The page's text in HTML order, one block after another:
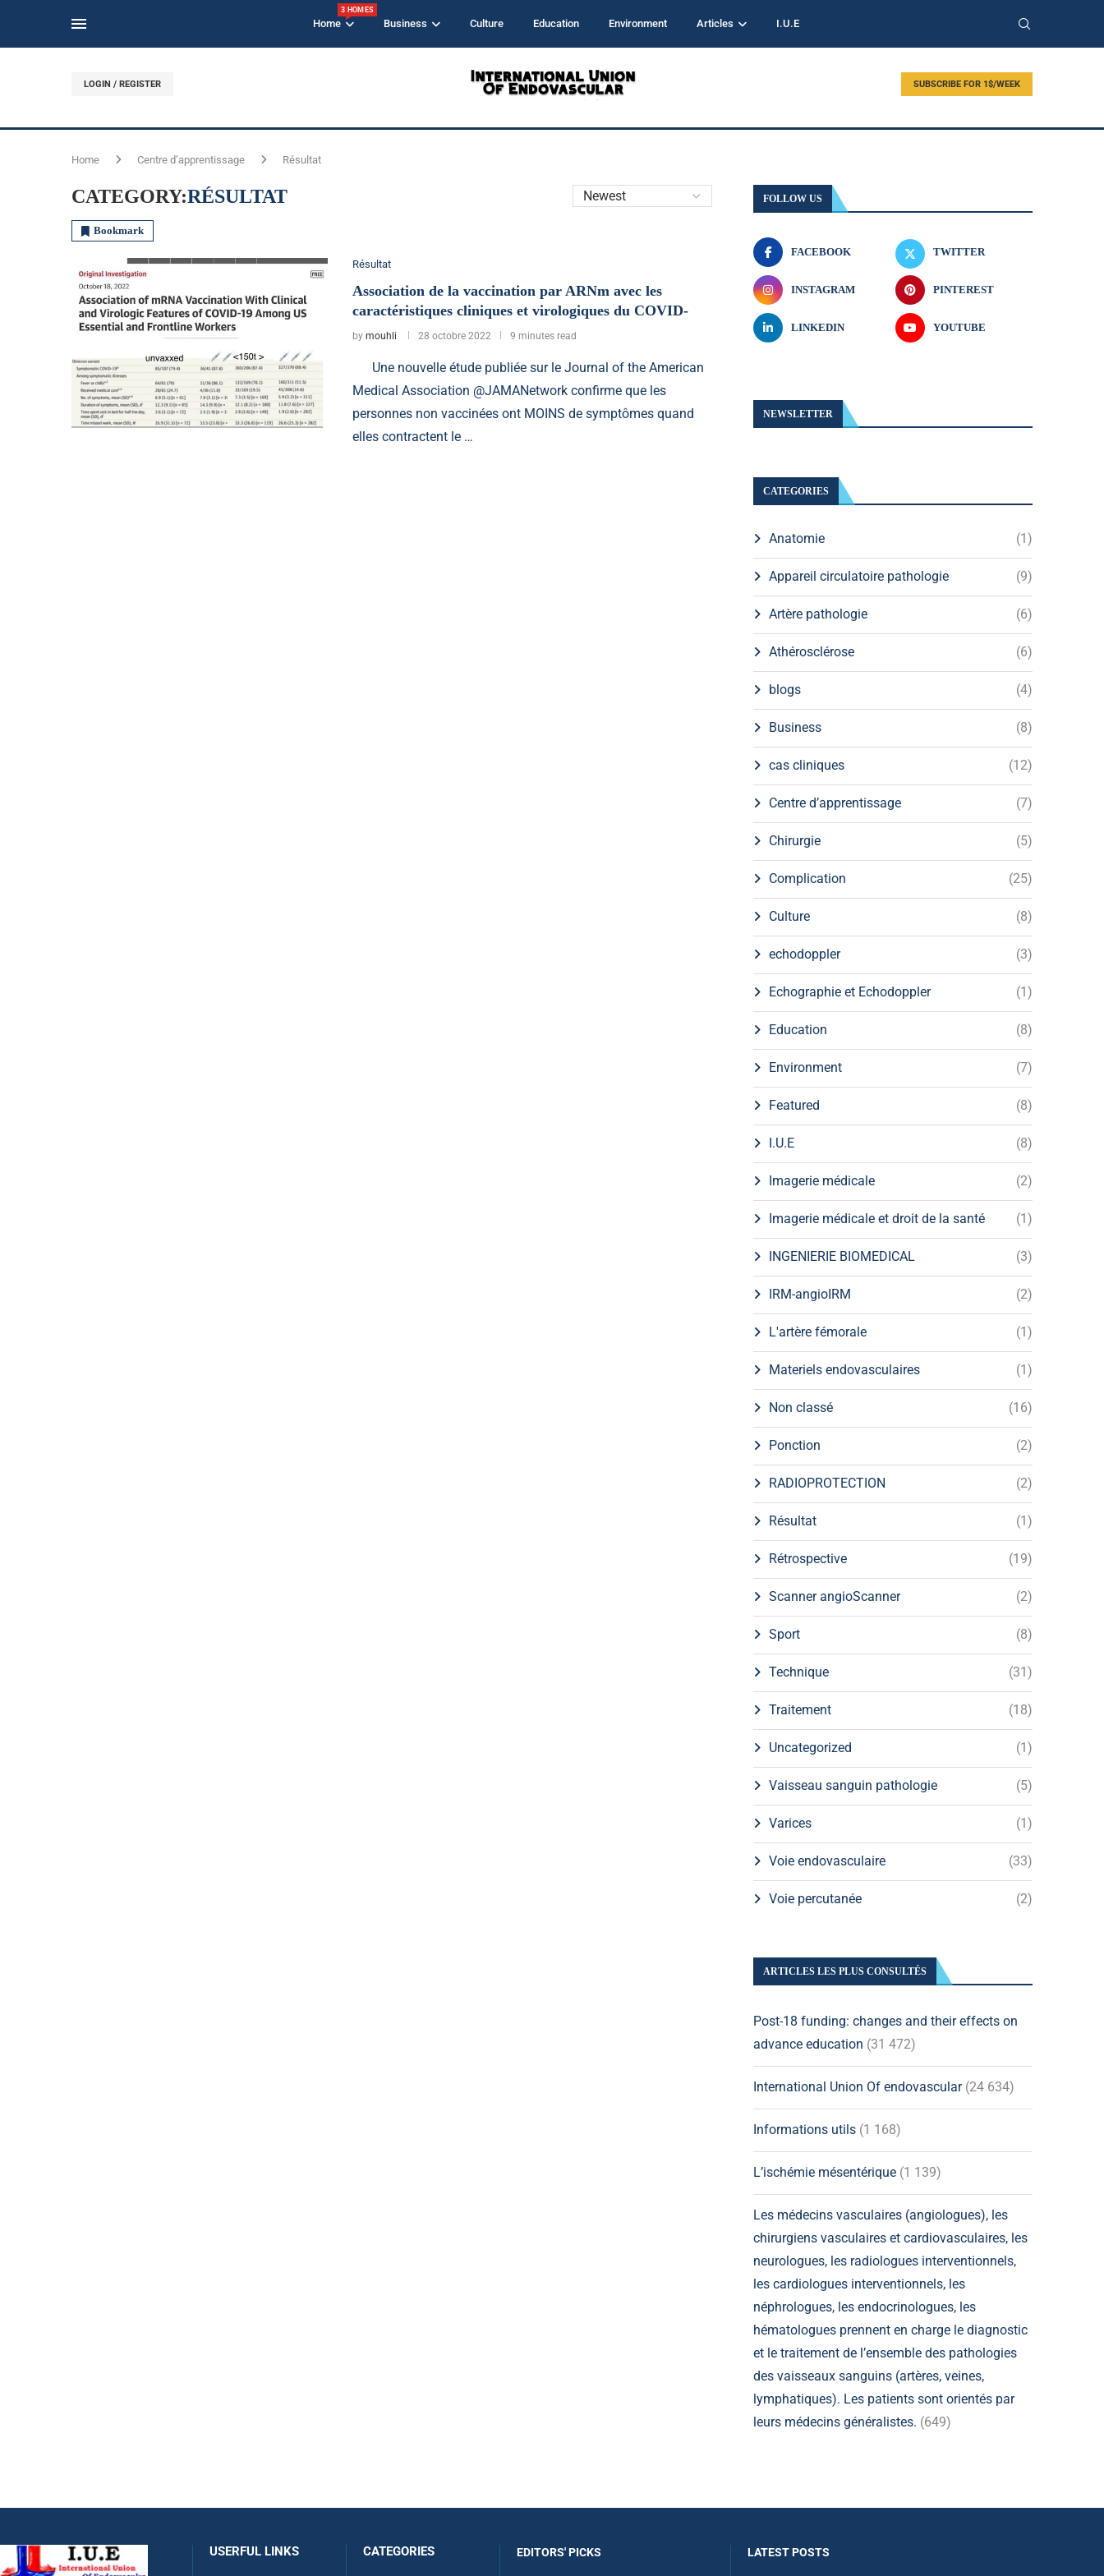
Home
3 HOMES
Business Culture Education Environment Articles I.U.E
LOGIN / REGISTER SUBSCRIBE FOR 1$/WEEK
Home Centre d’apprentissage Résultat
CATEGORY:RÉSULTAT
Bookmark
Résultat
Association de la vaccination par ARNm avec les
caractéristiques cliniques et virologiques du COVID-
by mouhli 28 octobre 2022 9 minutes read
Une nouvelle étude publiée sur le Journal of the American
Medical Association @JAMANetwork confirme que les
personnes non vaccinées ont MOINS de symptômes quand
elles contractent le …
FOLLOW US
FACEBOOK TWITTER
INSTAGRAM PINTEREST
LINKEDIN YOUTUBE
NEWSLETTER
CATEGORIES
Anatomie (1)
Appareil circulatoire pathologie (9)
Artère pathologie (6)
Athérosclérose (6)
blogs (4)
Business (8)
cas cliniques (12)
Centre d’apprentissage (7)
Chirurgie (5)
Complication (25)
Culture (8)
echodoppler (3)
Echographie et Echodoppler (1)
Education (8)
Environment (7)
Featured (8)
I.U.E (8)
Imagerie médicale (2)
Imagerie médicale et droit de la santé (1)
INGENIERIE BIOMEDICAL (3)
IRM-angioIRM (2)
L'artère fémorale (1)
Materiels endovasculaires (1)
Non classé (16)
Ponction (2)
RADIOPROTECTION (2)
Résultat (1)
Rétrospective (19)
Scanner angioScanner (2)
Sport (8)
Technique (31)
Traitement (18)
Uncategorized (1)
Vaisseau sanguin pathologie (5)
Varices (1)
Voie endovasculaire (33)
Voie percutanée (2)
ARTICLES LES PLUS CONSULTÉS
Post-18 funding: changes and their effects on
advance education (31 472)
International Union Of endovascular (24 634)
Informations utils (1 168)
L’ischémie mésentérique (1 139)
Les médecins vasculaires (angiologues), les
chirurgiens vasculaires et cardiovasculaires, les
neurologues, les radiologues interventionnels,
les cardiologues interventionnels, les
néphrologues, les endocrinologues, les
hématologues prennent en charge le diagnostic
et le traitement de l’ensemble des pathologies
des vaisseaux sanguins (artères, veines,
lymphatiques). Les patients sont orientés par
leurs médecins généralistes. (649)
USERFUL LINKS CATEGORIES EDITORS' PICKS LATEST POSTS